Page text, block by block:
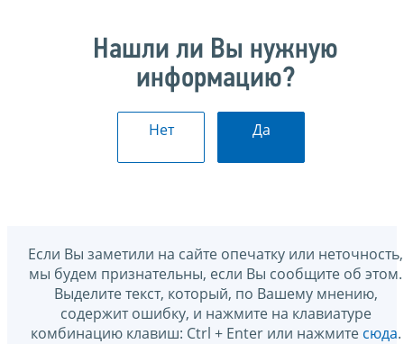
Нашли ли Вы нужную
информацию?
Нет Да
Если Вы заметили на сайте опечатку или неточность,
мы будем признательны, если Вы сообщите об этом.
Выделите текст, который, по Вашему мнению,
содержит ошибку, и нажмите на клавиатуре
комбинацию клавиш: Ctrl + Enter или нажмите сюда.